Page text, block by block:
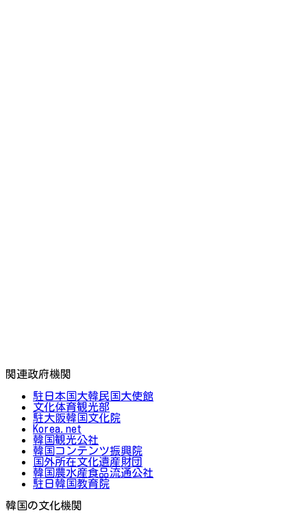
関連政府機関
駐日本国大韓民国大使館
文化体育観光部
駐大阪韓国文化院
Korea.net
韓国観光公社
韓国コンテンツ振興院
国外所在文化遺産財団
韓国農水産食品流通公社
駐日韓国教育院
韓国の文化機関